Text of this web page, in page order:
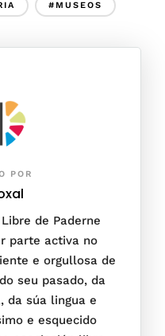
#MUSEOS
POR
de Paderne
parte activa no
e orgullosa de
seu pasado, da
da súa lingua e
e esquecido